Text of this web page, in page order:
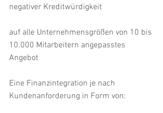
negativer Kreditwürdigkeit
auf alle Unternehmensgrößen von 10 bis
10.000 Mitarbeitern angepasstes
Angebot
Eine Finanzintegration je nach
Kundenanforderung in Form von: